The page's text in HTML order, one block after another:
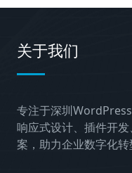
关于我们
专注于深圳WordPress
响应式设计、插件开
案，助力企业数字化转